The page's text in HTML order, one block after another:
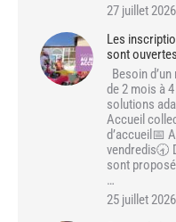
27 juillet 2026
Les
sont
Besoin
de 2 mois à
solutions
Accueil
d’accueil📅
vendredis🕣
sont
…
25 juillet 2026